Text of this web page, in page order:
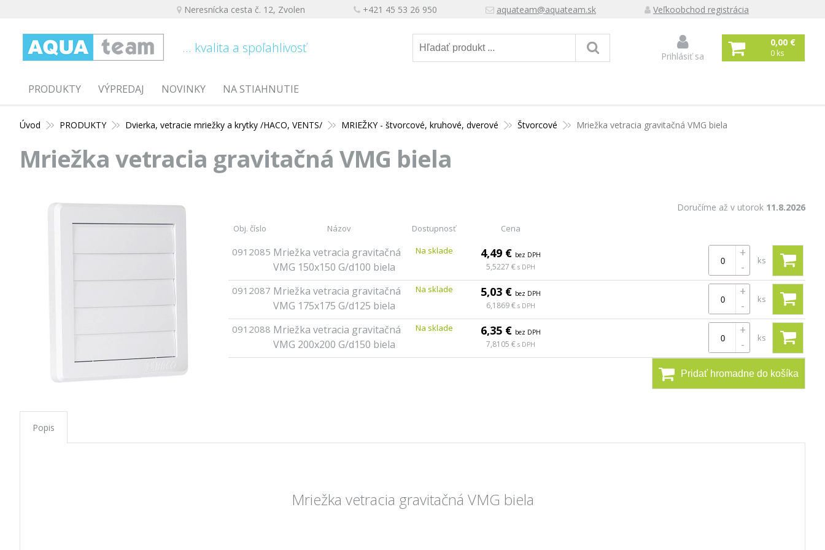
... kvalita a spoľahlivosť
Neresnícka cesta č. 12, Zvolen +421 45 53 26 950 aquateam@aquateam.sk Veľkoobchod registrácia
Prihlásiť sa
0,00 €
0 ks
PRODUKTY NOVINKY
VÝPREDAJ NA STIAHNUTIE
Úvod PRODUKTY Dvierka, vetracie mriežky a krytky /HACO, VENTS/ MRIEŽKY - štvorcové, kruhové, dverové Štvorcové Mriežka vetracia gravitačná VMG biela
Mriežka vetracia gravitačná VMG biela
Doručíme až v utorok 11.8.2026
Obj. číslo Názov Dostupnosť Cena
0912085 Mriežka vetracia gravitačná
VMG 150x150 G/d100 biela
Na sklade 4,49 € bez DPH
5,5227 € s DPH
+
-
ks
0912087 Mriežka vetracia gravitačná
VMG 175x175 G/d125 biela
Na sklade 5,03 € bez DPH
6,1869 € s DPH
+
-
ks
0912088 Mriežka vetracia gravitačná
VMG 200x200 G/d150 biela
Na sklade 6,35 € bez DPH
7,8105 € s DPH
+
-
ks
Pridať hromadne do košíka
Popis
Mriežka vetracia gravitačná VMG biela